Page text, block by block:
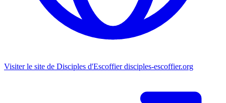
Visiter le site de Disciples d'Escoffierdisciples-escoffier.org